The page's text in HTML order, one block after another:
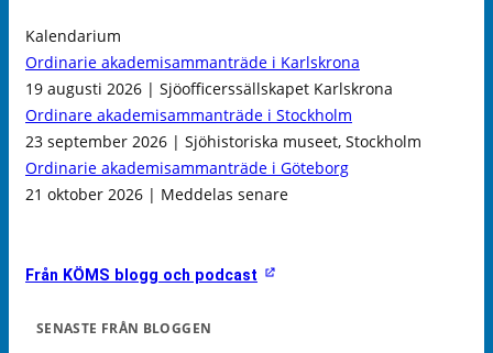
Kalendarium
Ordinarie akademisammanträde i Karlskrona
19 augusti 2026 | Sjöofficerssällskapet Karlskrona
Ordinare akademisammanträde i Stockholm
23 september 2026 | Sjöhistoriska museet, Stockholm
Ordinarie akademisammanträde i Göteborg
21 oktober 2026 | Meddelas senare
Från KÖMS blogg och podcast
SENASTE FRÅN BLOGGEN